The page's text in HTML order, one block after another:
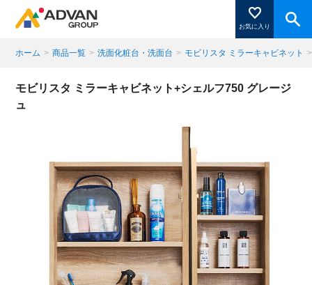
お気に入り
商品ページにある「お気に入り登録」を押すと登録した
商品がここに表示されます。
閉じる
ホーム > 商品一覧 > 洗面化粧台・洗面台 > モビリスタ ミラーキャビネット >
モビリスタ ミラーキャビネット+シェルフ750 グレージ
ュ